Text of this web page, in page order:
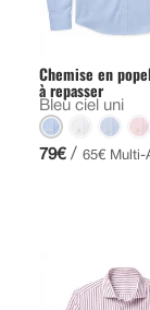
Chemise en
à repasser
Bleu ciel uni
79€ / 65€ Multi-